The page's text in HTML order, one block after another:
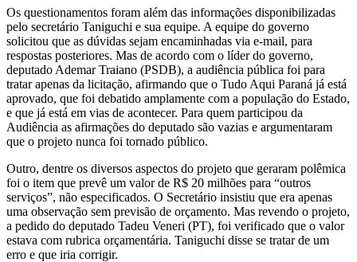
Os questionamentos foram além das informações disponibilizadas
pelo secretário Taniguchi e sua equipe. A equipe do governo
solicitou que as dúvidas sejam encaminhadas via e-mail, para
respostas posteriores. Mas de acordo com o líder do governo,
deputado Ademar Traiano (PSDB), a audiência pública foi para
tratar apenas da licitação, afirmando que o Tudo Aqui Paraná já está
aprovado, que foi debatido amplamente com a população do Estado,
e que já está em vias de acontecer. Para quem participou da
Audiência as afirmações do deputado são vazias e argumentaram
que o projeto nunca foi tornado público.
Outro, dentre os diversos aspectos do projeto que geraram polêmica
foi o item que prevê um valor de R$ 20 milhões para “outros
serviços”, não especificados. O Secretário insistiu que era apenas
uma observação sem previsão de orçamento. Mas revendo o projeto,
a pedido do deputado Tadeu Veneri (PT), foi verificado que o valor
estava com rubrica orçamentária. Taniguchi disse se tratar de um
erro e que iria corrigir.